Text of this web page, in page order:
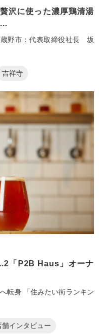
沢に使った濃厚鶏清湯
野市：代表取締役社長 坂
吉祥寺
「P2B Haus」オーナ
転身 「住みたい街ランキン
舗インタビュー